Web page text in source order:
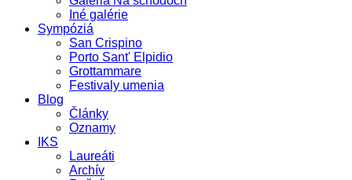
Iné galérie
Sympóziá
San Crispino
Porto Sant' Elpidio
Grottammare
Festivaly umenia
Blog
Články
Oznamy
IKS
Laureáti
Archív